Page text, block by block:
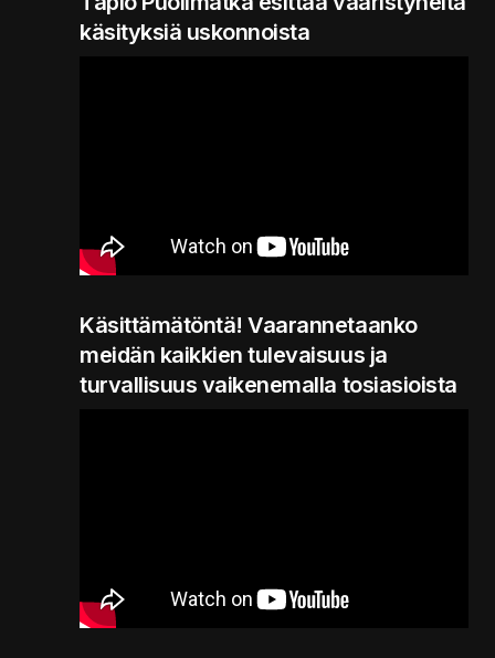
käsityksiä uskonnoista
Käsittämätöntä! Vaarannetaanko
meidän kaikkien tulevaisuus ja
turvallisuus vaikenemalla tosiasioista